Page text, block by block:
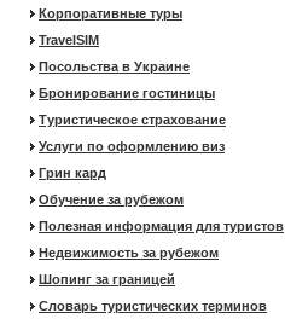
Корпоративные туры
TravelSIM
Посольства в Украине
Бронирование гостиницы
Туристическое страхование
Услуги по оформлению виз
Грин кард
Обучение за рубежом
Полезная информация для туристов
Недвижимость за рубежом
Шопинг за границей
Словарь туристических терминов